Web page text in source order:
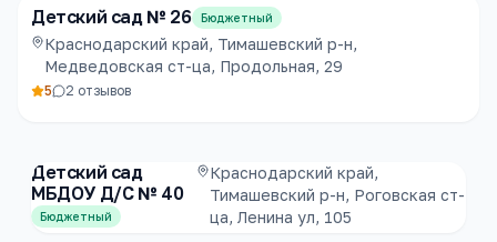
Детский сад № 26 Бюджетный
Краснодарский край, Тимашевский р-н,
Медведовская ст-ца, Продольная, 29
5 2 отзывов
Детский сад
МБДОУ Д/С № 40
Бюджетный
Краснодарский край,
Тимашевский р-н, Роговская ст-
ца, Ленина ул, 105